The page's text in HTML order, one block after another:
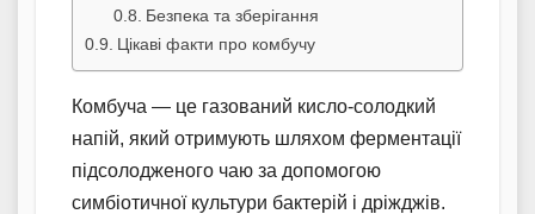
Безпека та зберігання
Цікаві факти про комбучу
Комбуча — це газований кисло-солодкий
напій, який отримують шляхом ферментації
підсолодженого чаю за допомогою
симбіотичної культури бактерій і дріжджів.